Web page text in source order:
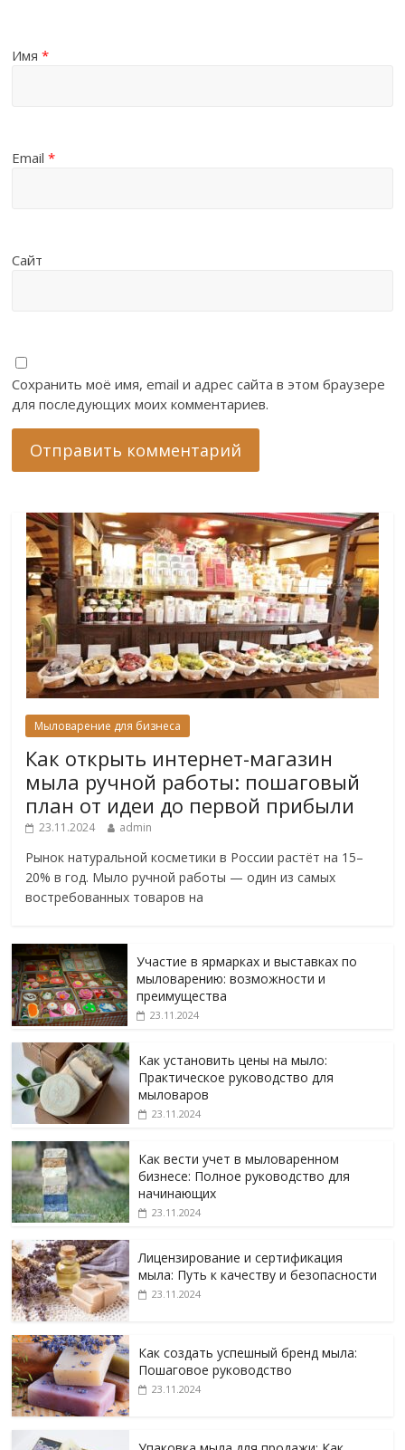
Имя*
Email*
Сайт
Сохранить моё имя, email и адрес сайта в этом браузере
для последующих моих комментариев.
Мыловарение для бизнеса
Как открыть интернет-магазин
мыла ручной работы: пошаговый
план от идеи до первой прибыли
23.11.2024 admin
Рынок натуральной косметики в России растёт на 15–
20% в год. Мыло ручной работы — один из самых
востребованных товаров на
Участие в ярмарках и выставках по
мыловарению: возможности и
преимущества
23.11.2024
Как установить цены на мыло:
Практическое руководство для
мыловаров
23.11.2024
Как вести учет в мыловаренном
бизнесе: Полное руководство для
начинающих
23.11.2024
Лицензирование и сертификация
мыла: Путь к качеству и безопасности
23.11.2024
Как создать успешный бренд мыла:
Пошаговое руководство
23.11.2024